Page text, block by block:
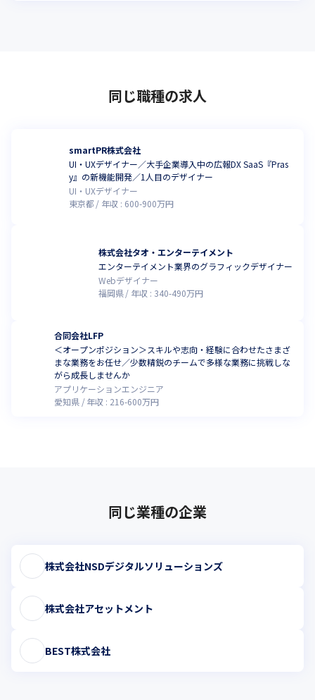
同じ職種の求人
smartPR株式会社
UI・UXデザイナー／大手企業導入中の広報DX SaaS『Pras
y』の新機能開発／1人目のデザイナー
UI・UXデザイナー
東京都
年収 : 600-900万円
株式会社タオ・エンターテイメント
エンターテイメント業界のグラフィックデザイナー
Webデザイナー
福岡県
年収 : 340-490万円
合同会社LFP
＜オープンポジション＞スキルや志向・経験に合わせたさまざ
まな業務をお任せ／少数精鋭のチームで多様な業務に挑戦しな
がら成長しませんか
アプリケーションエンジニア
愛知県
年収 : 216-600万円
同じ業種の企業
株式会社NSDデジタルソリューションズ
株式会社アセットメント
BEST株式会社